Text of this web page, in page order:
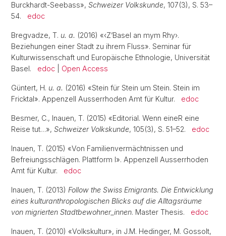
Burckhardt-Seebass», Schweizer Volkskunde, 107(3), S. 53–
54. edoc
Bregvadze, T. u. a. (2016) «‹Z’Basel an mym Rhy›.
Beziehungen einer Stadt zu ihrem Fluss». Seminar für
Kulturwissenschaft und Europäische Ethnologie, Universität
Basel. edoc Open Access
Güntert, H. u. a. (2016) «Stein für Stein um Stein. Stein im
Fricktal». Appenzell Ausserrhoden Amt für Kultur. edoc
Besmer, C., Inauen, T. (2015) «Editorial. Wenn eineR eine
Reise tut…», Schweizer Volkskunde, 105(3), S. 51–52. edoc
Inauen, T. (2015) «Von Familienvermächtnissen und
Befreiungsschlägen. Plattform I». Appenzell Ausserrhoden
Amt für Kultur. edoc
Inauen, T. (2013) Follow the Swiss Emigrants. Die Entwicklung
eines kulturanthropologischen Blicks auf die Alltagsräume
von migrierten Stadtbewohner_innen. Master Thesis. edoc
Inauen, T. (2010) «Volkskultur», in J.M. Hedinger, M. Gossolt,